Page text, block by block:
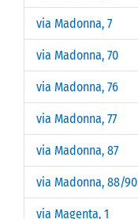
via Madonna, 7
via Madonna, 70
via Madonna, 76
via Madonna, 77
via Madonna, 87
via Madonna, 88/90
via Magenta, 1